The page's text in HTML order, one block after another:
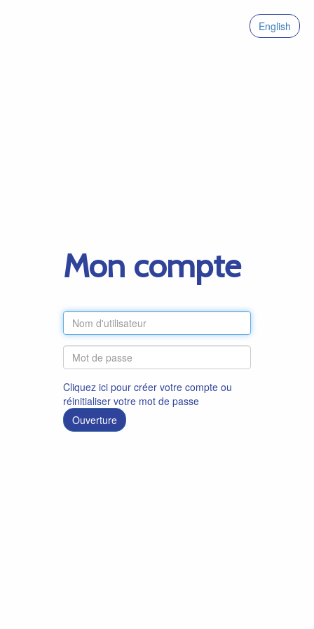
English
Mon compte
Cliquez ici pour créer votre compte ou
réinitialiser votre mot de passe